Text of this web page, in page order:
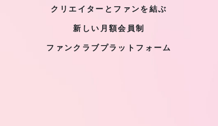
クリエイターとファンを結ぶ
新しい月額会員制
ファンクラブプラットフォーム